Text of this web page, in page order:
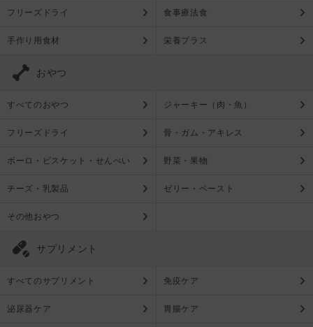
フリーズドライ 食事療法食
手作り用食材 栄養プラス
おやつ
すべてのおやつ ジャーキー（肉・魚）
フリーズドライ 骨・ガム・アキレス
ボーロ・ビスケット・せんべい 野菜・果物
チーズ・乳製品 ゼリー・ペースト
その他おやつ
サプリメント
すべてのサプリメント 免疫ケア
泌尿器ケア 胃腸ケア